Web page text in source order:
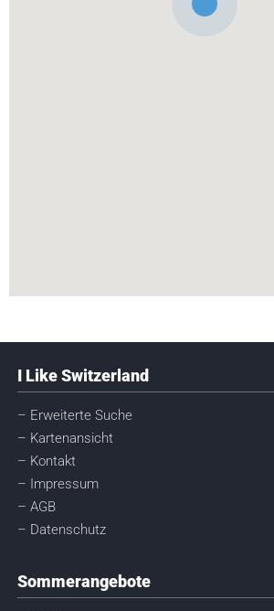
I Like Switzerland
– Erweiterte Suche
– Kartenansicht
– Kontakt
– Impressum
– AGB
– Datenschutz
Sommerangebote